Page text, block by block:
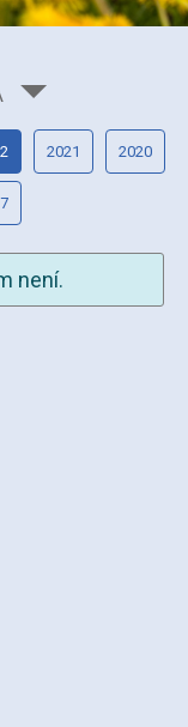
2021 2020
není.